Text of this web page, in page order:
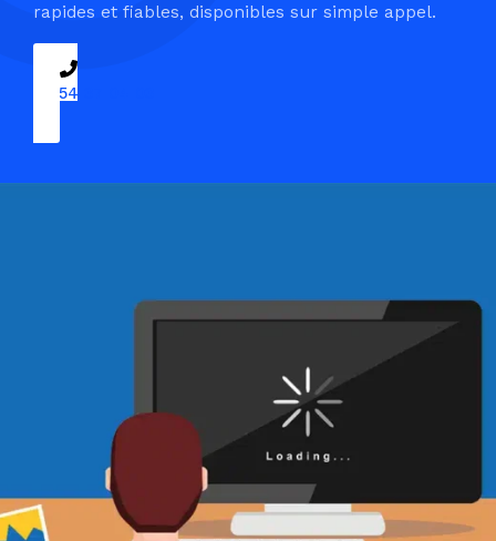
rapides et fiables, disponibles sur simple appel.
09 54 37 04 03